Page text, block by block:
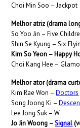
Choi Min Soo – Jackpot
Melhor atriz (drama
So Yoo Jin – Five
Shin Se Kyung – Six
Kim So Yeon – Happy
Choi Kang Hee –
Melhor ator (drama
Kim Rae Won –Doctors
Song Joong Ki –
Lee Jong Suk –W
Jo Jin Woong –Signal